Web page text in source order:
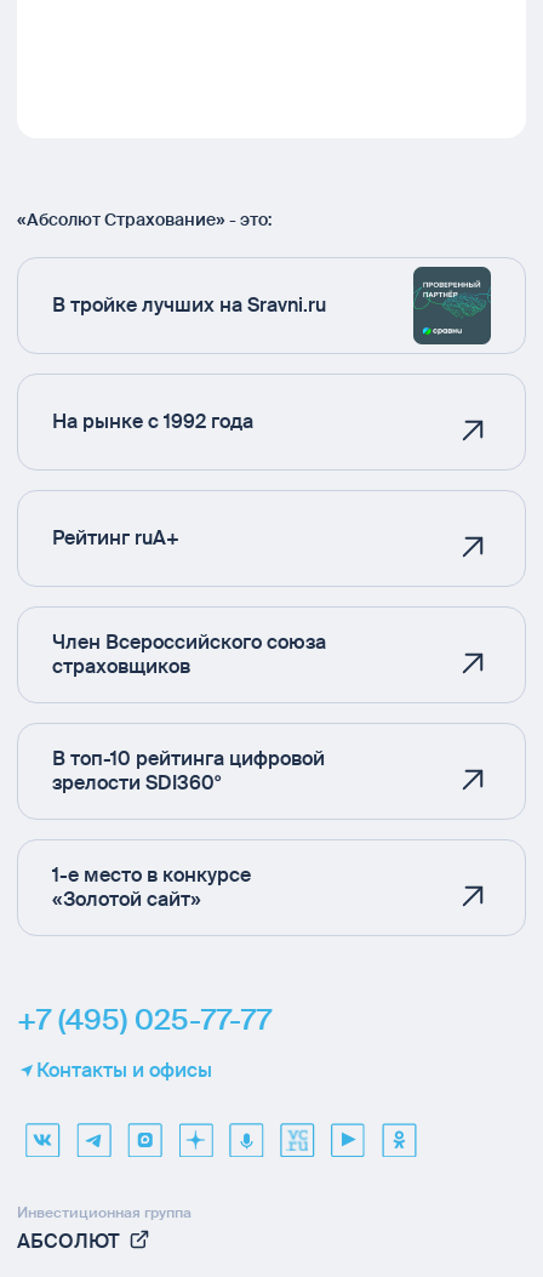
«Абсолют Страхование» - это:
В тройке лучших на Sravni.ru
На рынке с 1992 года
Рейтинг ruA+
Член Всероссийского союза
страховщиков
В топ-10 рейтинга цифровой
зрелости SDI360°
1-е место в конкурсе
«Золотой сайт»
+7 (495) 025-77-77
Контакты и офисы
Инвестиционная группа
АБСОЛЮТ